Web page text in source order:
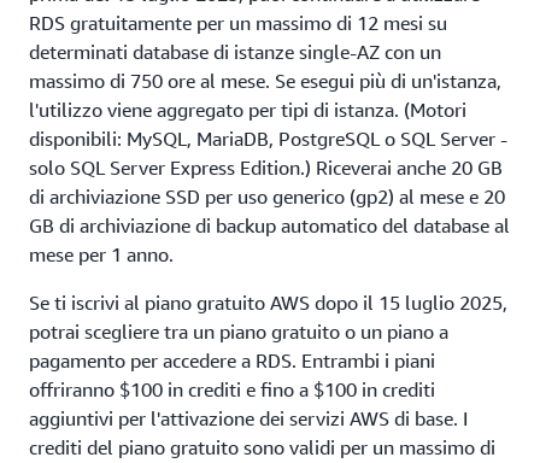
RDS gratuitamente per un massimo di 12 mesi su
determinati database di istanze single-AZ con un
massimo di 750 ore al mese. Se esegui più di un'istanza,
l'utilizzo viene aggregato per tipi di istanza. (Motori
disponibili: MySQL, MariaDB, PostgreSQL o SQL Server -
solo SQL Server Express Edition.) Riceverai anche 20 GB
di archiviazione SSD per uso generico (gp2) al mese e 20
GB di archiviazione di backup automatico del database al
mese per 1 anno.
Se ti iscrivi al piano gratuito AWS dopo il 15 luglio 2025,
potrai scegliere tra un piano gratuito o un piano a
pagamento per accedere a RDS. Entrambi i piani
offriranno $100 in crediti e fino a $100 in crediti
aggiuntivi per l'attivazione dei servizi AWS di base. I
crediti del piano gratuito sono validi per un massimo di